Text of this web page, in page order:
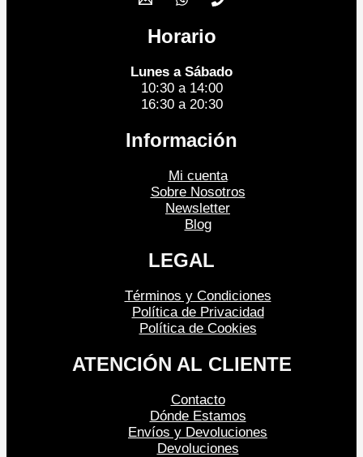
Horario
Lunes a Sábado
10:30 a 14:00
16:30 a 20:30
Información
Mi cuenta
Sobre Nosotros
Newsletter
Blog
LEGAL
Términos y Condiciones
Política de Privacidad
Política de Cookies
ATENCIÓN AL CLIENTE
Contacto
Dónde Estamos
Envíos y Devoluciones
Devoluciones